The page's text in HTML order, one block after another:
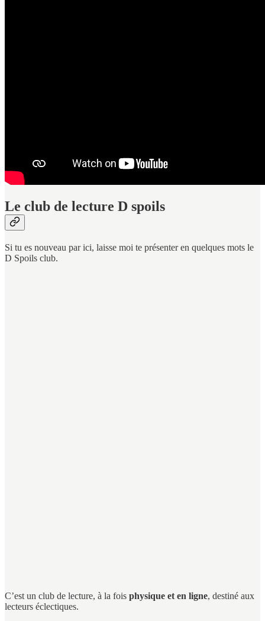
Le club de lecture D spoils
Si tu es nouveau par ici, laisse moi te présenter en quelques mots le
D Spoils club.
C’est un club de lecture, à la fois physique et en ligne, destiné aux
lecteurs éclectiques.